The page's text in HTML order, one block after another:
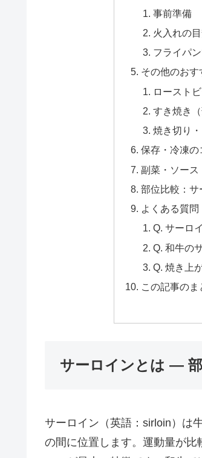
事前準備
火入れの
フライパ
その他のおす
ロースト
すき焼き（
焼き切り
保存・冷凍の
副菜・ソー
部位比較：サ
よくある質問
Q. サーロ
Q. 和牛の
Q. 焼き上
この記事のま
サーロインとは —
サーロイン（英語：sirloin）は
の間に位置します。運動量が